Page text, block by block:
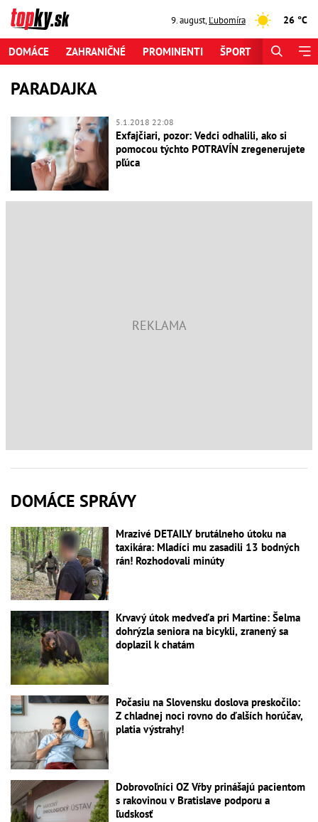
9. august,Ľubomíra 26 °C
DOMÁCE ZAHRANIČNÉ PROMINENTI ŠPORT
PARADAJKA
5.1.2018 22:08
Exfajčiari, pozor: Vedci odhalili, ako si
pomocou týchto POTRAVÍN zregenerujete
pľúca
DOMÁCE SPRÁVY
Mrazivé DETAILY brutálneho útoku na
taxikára: Mladíci mu zasadili 13 bodných
rán! Rozhodovali minúty
Krvavý útok medveďa pri Martine: Šelma
dohrýzla seniora na bicykli, zranený sa
doplazil k chatám
Počasiu na Slovensku doslova preskočilo:
Z chladnej noci rovno do ďalších horúčav,
platia výstrahy!
Dobrovoľníci OZ Vŕby prinášajú pacientom
s rakovinou v Bratislave podporu a
ľudskosť